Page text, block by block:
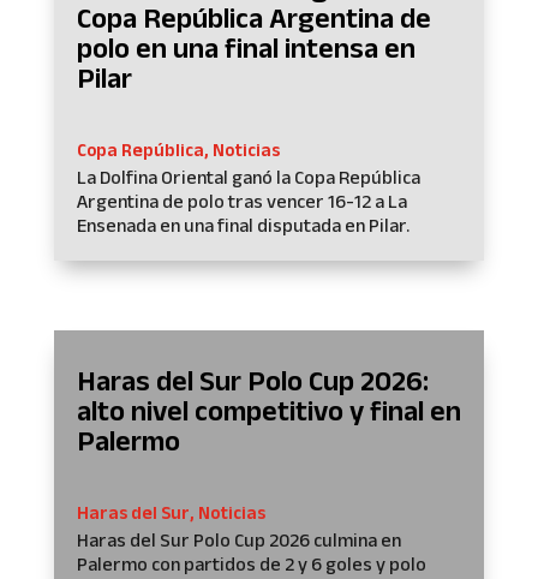
Copa República Argentina de
polo en una final intensa en
Pilar
Copa República, Noticias
La Dolfina Oriental ganó la Copa República
Argentina de polo tras vencer 16-12 a La
Ensenada en una final disputada en Pilar.
Haras del Sur Polo Cup 2026:
alto nivel competitivo y final en
Palermo
Haras del Sur, Noticias
Haras del Sur Polo Cup 2026 culmina en
Palermo con partidos de 2 y 6 goles y polo